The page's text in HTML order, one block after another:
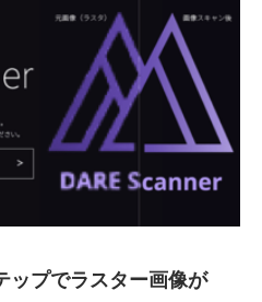
ップでラスター画像が